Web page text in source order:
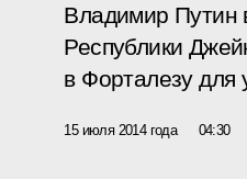
Владимир Путин
Республики
в Форталезу
15 июля 2014 года 04:30